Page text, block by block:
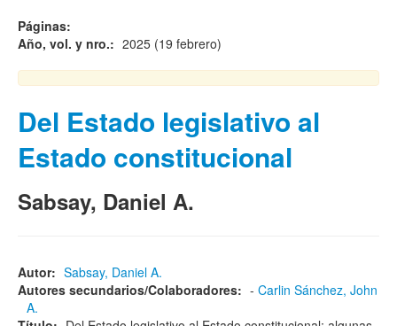
Páginas:
Año, vol. y nro.: 2025 (19 febrero)
Del Estado legislativo al
Estado constitucional
Sabsay, Daniel A.
Autor: Sabsay, Daniel A.
Autores secundarios/Colaboradores: - Carlin Sánchez, John
A.